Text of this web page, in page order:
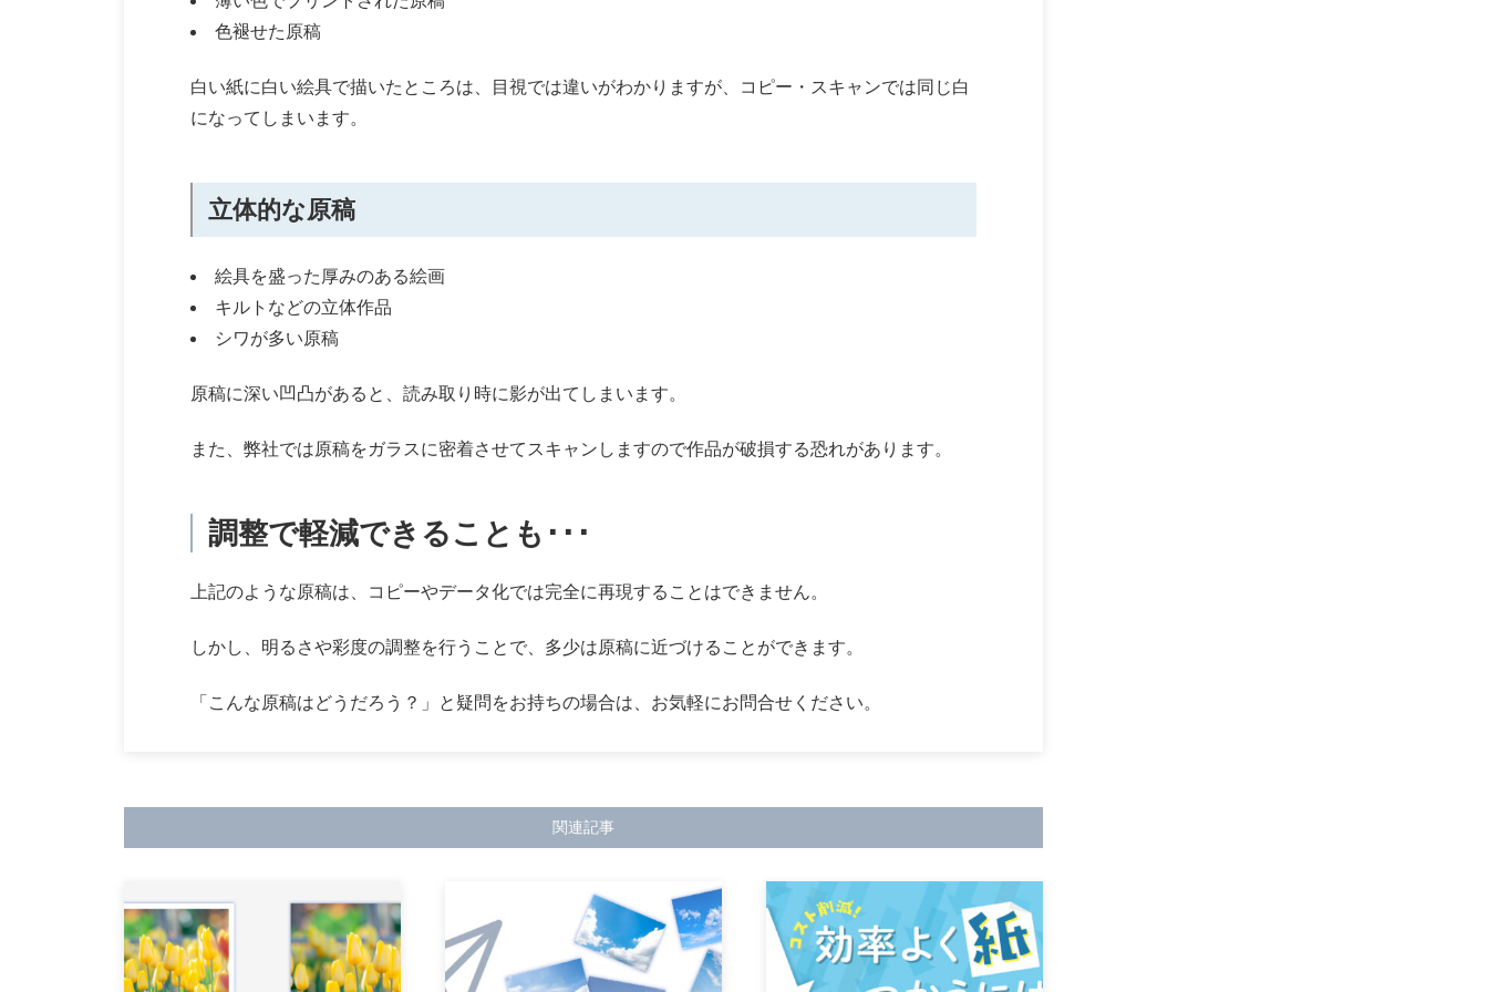
色褪せた原稿
白い紙に白い絵具で描いたところは、目視では違いがわかりますが、コピー・スキャンでは同じ白
になってしまいます。
立体的な原稿
絵具を盛った厚みのある絵画
キルトなどの立体作品
シワが多い原稿
原稿に深い凹凸があると、読み取り時に影が出てしまいます。
また、弊社では原稿をガラスに密着させてスキャンしますので作品が破損する恐れがあります。
調整で軽減できることも･･･
上記のような原稿は、コピーやデータ化では完全に再現することはできません。
しかし、明るさや彩度の調整を行うことで、多少は原稿に近づけることができます。
「こんな原稿はどうだろう？」と疑問をお持ちの場合は、お気軽にお問合せください。
関連記事